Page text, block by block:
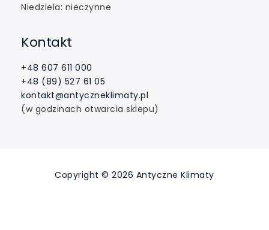
Niedziela: nieczynne
Kontakt
+48 607 611 000
+48 (89) 527 61 05
kontakt@antyczneklimaty.pl
(w godzinach otwarcia sklepu)
Copyright © 2026 Antyczne Klimaty